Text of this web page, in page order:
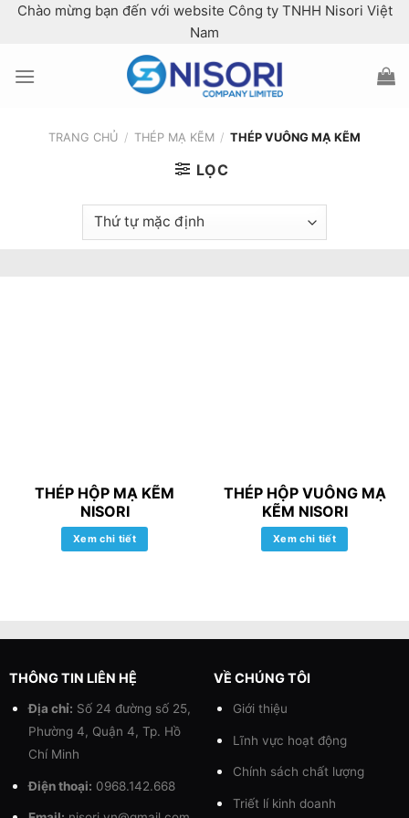
SkipChào mừng bạn đến với website Công ty TNHH Nisori Việt
Nam
TRANG CHỦ / THÉP MẠ KẼM / THÉP VUÔNG MẠ KẼM
LỌC
THÉP HỘP MẠ KẼM
NISORI
Xem chi tiết
THÉP HỘP VUÔNG MẠ
KẼM NISORI
Xem chi tiết
THÔNG TIN LIÊN HỆ
Địa chỉ: Số 24 đường số 25,
Phường 4, Quận 4, Tp. Hồ
Chí Minh
Điện thoại: 0968.142.668
VỀ CHÚNG TÔI
Giới thiệu
Lĩnh vực hoạt động
Chính sách chất lượng
Triết lí kinh doanh